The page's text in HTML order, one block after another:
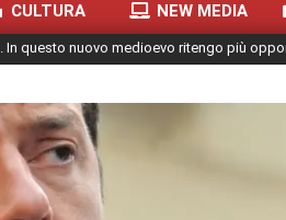
CULTURA NEW MEDIA
questo nuovo medioevo ritengo più